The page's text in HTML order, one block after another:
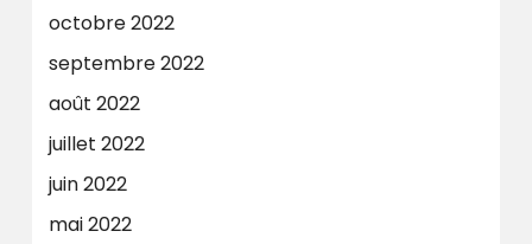
octobre 2022
septembre 2022
août 2022
juillet 2022
juin 2022
mai 2022